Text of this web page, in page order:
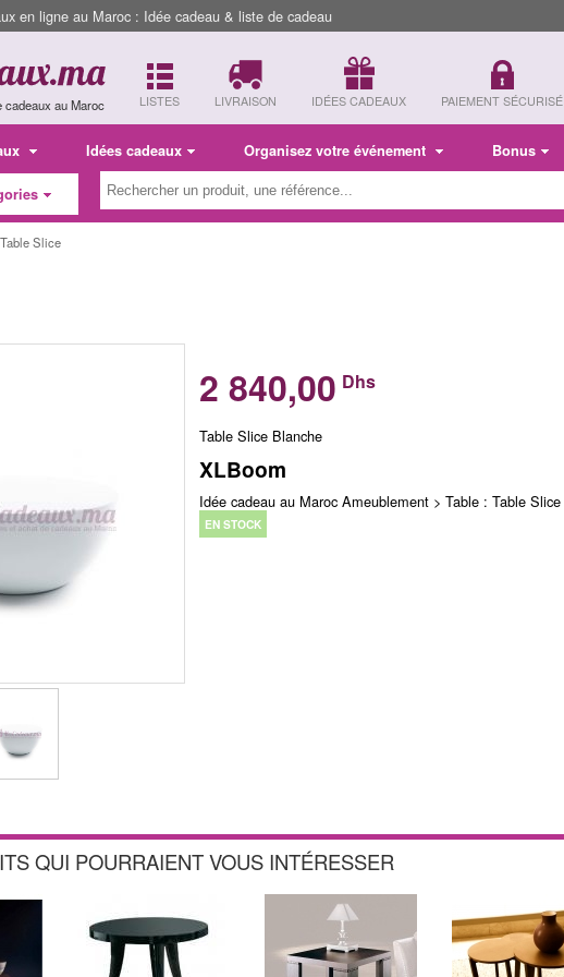
en ligne au Maroc : Idée cadeau & liste de cadeau
cadeaux au Maroc LISTES LIVRAISON IDÉES CADEAUX PAIEMENT SÉCURISÉ
Idées cadeaux Organisez votre événement Bonus
Slice
2 840,00 Dhs
Table Slice Blanche
XLBoom
Idée cadeau au Maroc Ameublement > Table : Table Slice
EN STOCK
QUI POURRAIENT VOUS INTÉRESSER